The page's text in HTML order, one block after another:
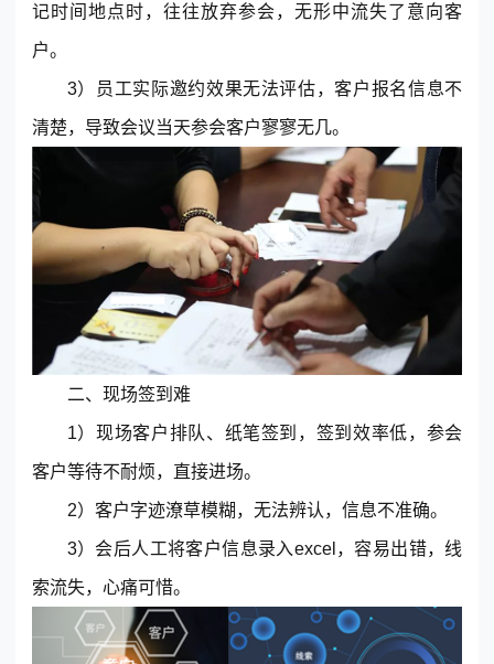
记时间地点时，往往放弃参会，无形中流失了意向客
户。
3）员工实际邀约效果无法评估，客户报名信息不
清楚，导致会议当天参会客户寥寥无几。
二、现场签到难
1）现场客户排队、纸笔签到，签到效率低，参会
客户等待不耐烦，直接进场。
2）客户字迹潦草模糊，无法辨认，信息不准确。
3）会后人工将客户信息录入excel，容易出错，线
索流失，心痛可惜。